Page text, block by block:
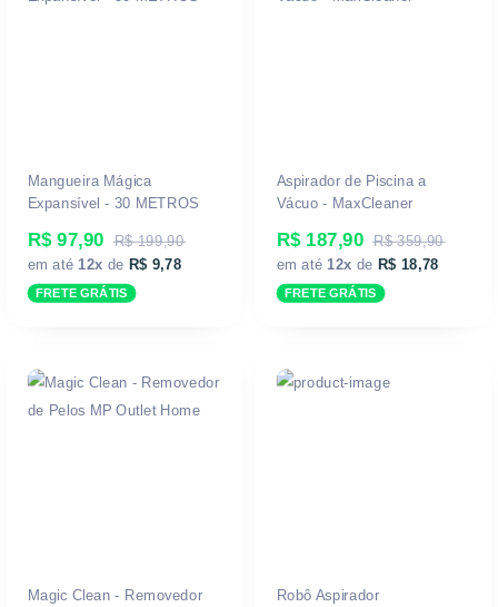
Mangueira Mágica
Expansível - 30 METROS
R$ 97,90 R$ 199,90
em até 12x de R$ 9,78
FRETE GRÁTIS
Aspirador de Piscina a
Vácuo - MaxCleaner
R$ 187,90 R$ 359,90
em até 12x de R$ 18,78
FRETE GRÁTIS
Magic Clean - Removedor
Robô Aspirador